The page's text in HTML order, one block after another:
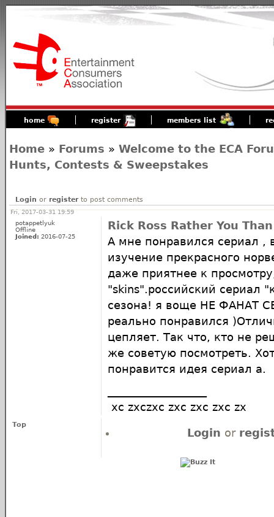
home register members list
Home » Forums » Welcome to the ECA
Hunts, Contests & Sweepstakes
Login or registerto post comments
Fri, 2017-03-31 19:59
potappetlyuk
Offline
Joined: 2016-07-25
Rick Ross Rather You
А мне понравился сериал ,
изучение прекрасного
даже приятнее к
"skins".российский сериал
сезона! я воще НЕ ФАНАТ
реально понравился
цепляет. Так что, кто не
же советую посмотреть.
понравится идея сериал а.
xc zxczxc zxc zxc zxc zx
Top
Login or